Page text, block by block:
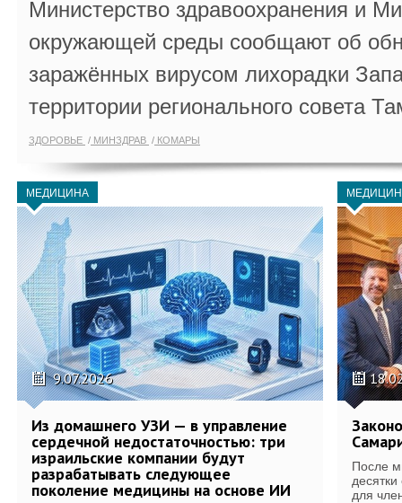
Министерство здравоохранения и
окружающей среды сообщают об
заражённых вирусом лихорадки
территории регионального совета
ЗДОРОВЬЕ МИНЗДРАВ КОМАРЫ
МЕДИЦИНА
9.07.2026
Из домашнего УЗИ — в управление
сердечной недостаточностью: три
израильские компании будут
разрабатывать следующее
поколение медицины на основе ИИ
После
для